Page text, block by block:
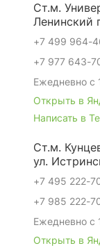
Ст.м.
Ленинский
+7 499 964-
+7 977 643-
Ежедневно с
Открыть в
Написать в
Ст.м.
ул.
+7 495 222-
+7 985 222-
Ежедневно с
Открыть в